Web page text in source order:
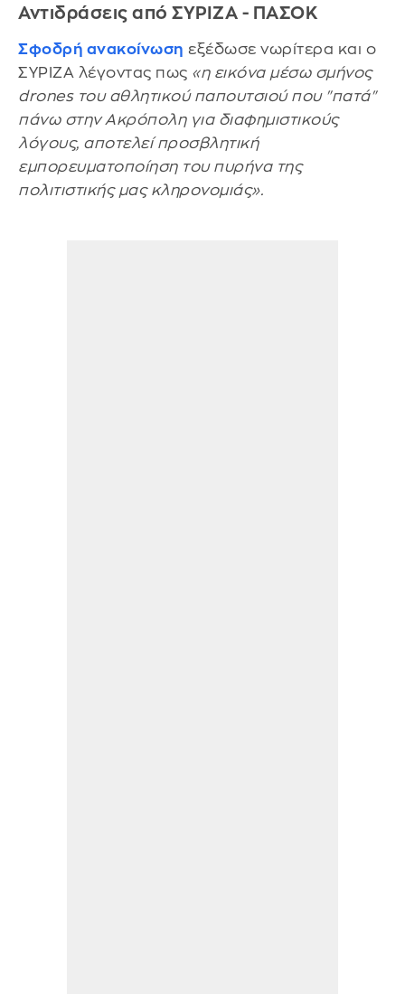
Αντιδράσεις από ΣΥΡΙΖΑ - ΠΑΣΟΚ
Σφοδρή ανακοίνωση εξέδωσε νωρίτερα και ο
ΣΥΡΙΖΑ λέγοντας πως «η εικόνα μέσω σμήνος
drones του αθλητικού παπουτσιού που "πατά"
πάνω στην Ακρόπολη για διαφημιστικούς
λόγους, αποτελεί προσβλητική
εμπορευματοποίηση του πυρήνα της
πολιτιστικής μας κληρονομιάς».